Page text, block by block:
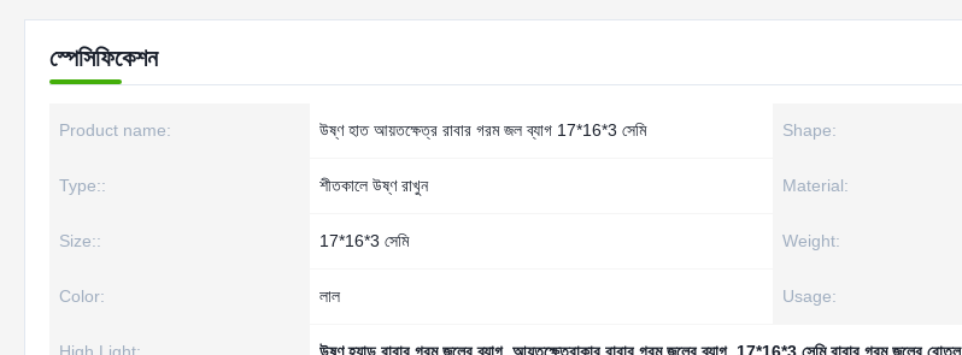
স্পেসিফিকেশন
Product name: উষ্ণ হাত আয়তক্ষেত্র রাবার গরম জল ব্যাগ 17*16*3 সেমি Shape:
Type:: শীতকালে উষ্ণ রাখুন Material:
Size:: 17*16*3 সেমি Weight:
Color: লাল Usage: